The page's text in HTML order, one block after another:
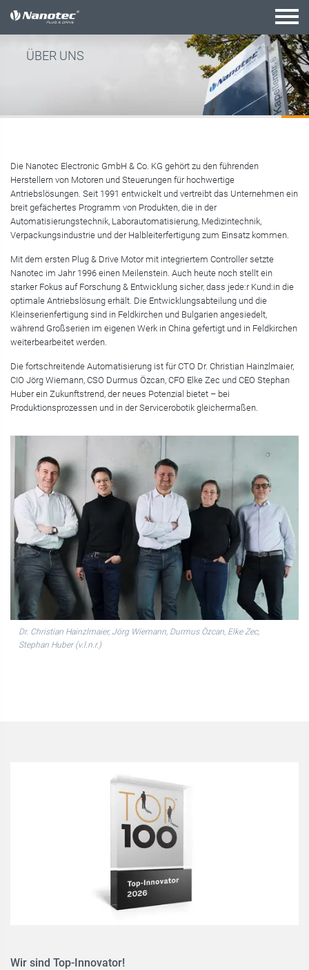
Aktive Kombination
ÜBER UNS
Die Nanotec Electronic GmbH & Co. KG gehört zu den führenden
Herstellern von Motoren und Steuerungen für hochwertige
Antriebslösungen. Seit 1991 entwickelt und vertreibt das Unternehmen ein
breit gefächertes Programm von Produkten, die in der
Automatisierungstechnik, Laborautomatisierung, Medizintechnik,
Verpackungsindustrie und der Halbleiterfertigung zum Einsatz kommen.
Mit dem ersten Plug & Drive Motor mit integriertem Controller setzte
Nanotec im Jahr 1996 einen Meilenstein. Auch heute noch stellt ein
starker Fokus auf Forschung & Entwicklung sicher, dass jede:r Kund:in die
optimale Antriebslösung erhält. Die Entwicklungsabteilung und die
Kleinserienfertigung sind in Feldkirchen und Bulgarien angesiedelt,
während Großserien im eigenen Werk in China gefertigt und in Feldkirchen
weiterbearbeitet werden.
Die fortschreitende Automatisierung ist für CTO Dr. Christian Hainzlmaier,
CIO Jörg Wiemann, CSO Durmus Özcan, CFO Elke Zec und CEO Stephan
Huber ein Zukunftstrend, der neues Potenzial bietet – bei
Produktionsprozessen und in der Servicerobotik gleichermaßen.
Dr. Christian Hainzlmaier, Jörg Wiemann, Durmus Özcan, Elke Zec,
Stephan Huber (v.l.n.r.)
Wir sind Top-Innovator!